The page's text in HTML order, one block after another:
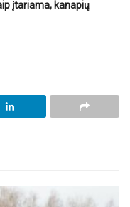
įtariama, kanapių